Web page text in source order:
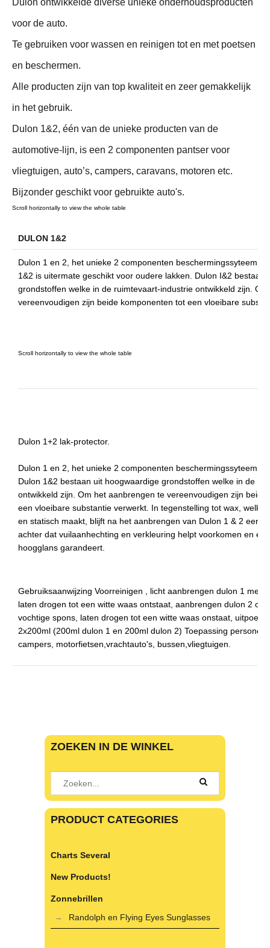
Dulon ontwikkelde diverse unieke onderhoudsproducten
voor de auto.
Te gebruiken voor wassen en reinigen tot en met poetsen
en beschermen.
Alle producten zijn van top kwaliteit en zeer gemakkelijk
in het gebruik.
Dulon 1&2, één van de unieke producten van de
automotive-lijn, is een 2 componenten pantser voor
vliegtuigen, auto’s, campers, caravans, motoren etc.
Bijzonder geschikt voor gebruikte auto's.
DULON 1&2
Dulon 1 en 2, het unieke 2 componenten beschermingssyteem
1&2 is uitermate geschikt voor oudere lakken. Dulon I&2 bestaan
grondstoffen welke in de ruimtevaart-industrie ontwikkeld zijn.
vereenvoudigen zijn beide komponenten tot een vloeibare
Dulon 1+2 lak-protector.
Dulon 1 en 2, het unieke 2 componenten beschermingssyteem
Dulon 1&2 bestaan uit hoogwaardige grondstoffen welke in de
ontwikkeld zijn. Om het aanbrengen te vereenvoudigen zijn
een vloeibare substantie verwerkt. In tegenstelling tot wax, welke
en statisch maakt, blijft na het aanbrengen van Dulon 1 & 2 een
achter dat vuilaanhechting en verkleuring helpt voorkomen en
hoogglans garandeert.
Gebruiksaanwijzing Voorreinigen , licht aanbrengen dulon 1 met
laten drogen tot een witte waas ontstaat, aanbrengen dulon 2 op
vochtige spons, laten drogen tot een witte waas onstaat,
2x200ml (200ml dulon 1 en 200ml dulon 2) Toepassing
campers, motorfietsen,vrachtauto's, bussen,vliegtuigen.
ZOEKEN IN DE WINKEL
PRODUCT CATEGORIES
Charts Several
New Products!
Zonnebrillen
Randolph en Flying Eyes Sunglasses